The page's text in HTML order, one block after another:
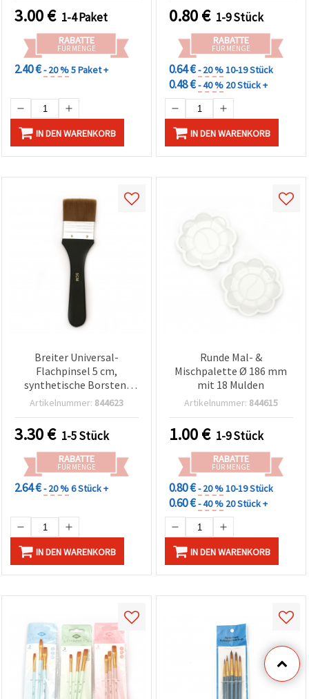
mehrfarbige
Kunststoffgriffe, für Acryl,
Aquarell und Gouache
3.00€ 1-4 Paket
RABATTE
FÜR MENGE
2.40 €- 20 %5 Paket +
IN DEN WARENKORB
0.80€ 1-9 Stück
RABATTE
FÜR MENGE
0.64 €- 20 %10-19 Stück
0.48 €- 40 % 20 Stück +
IN DEN WARENKORB
Breiter Universal-
Flachpinsel 5 cm,
synthetische Borsten,
schwarzer ergonomischer
Acryl, Aquarell, Lack und
Decoupage
Artikelnummer: 844623
3.30€ 1-5 Stück
RABATTE
FÜR MENGE
2.64 €- 20 %6 Stück +
IN DEN WARENKORB
Runde Mal- &
Mischpalette Ø 186 mm
mit 18 Mulden
Artikelnummer: 844615
1.00€ 1-9 Stück
RABATTE
FÜR MENGE
0.80 €- 20 %10-19 Stück
0.60 €- 40 % 20 Stück +
IN DEN WARENKORB